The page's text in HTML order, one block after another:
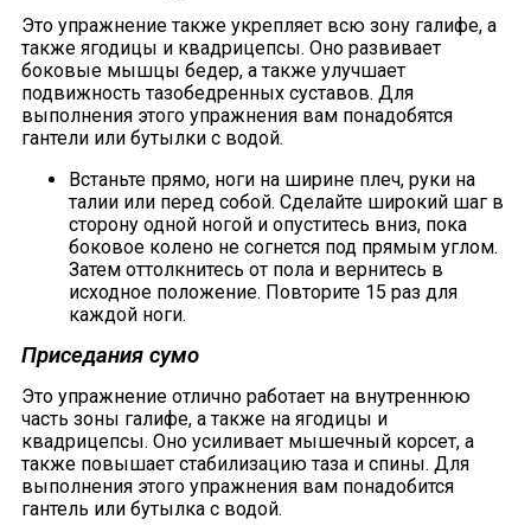
Это упражнение также укрепляет всю зону галифе, а
также ягодицы и квадрицепсы. Оно развивает
боковые мышцы бедер, а также улучшает
подвижность тазобедренных суставов. Для
выполнения этого упражнения вам понадобятся
гантели или бутылки с водой.
Встаньте прямо, ноги на ширине плеч, руки на
талии или перед собой. Сделайте широкий шаг в
сторону одной ногой и опуститесь вниз, пока
боковое колено не согнется под прямым углом.
Затем оттолкнитесь от пола и вернитесь в
исходное положение. Повторите 15 раз для
каждой ноги.
Приседания сумо
Это упражнение отлично работает на внутреннюю
часть зоны галифе, а также на ягодицы и
квадрицепсы. Оно усиливает мышечный корсет, а
также повышает стабилизацию таза и спины. Для
выполнения этого упражнения вам понадобится
гантель или бутылка с водой.